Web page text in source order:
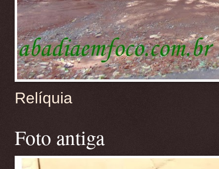
Relíquia
Foto antiga